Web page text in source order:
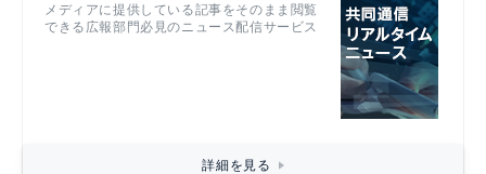
メディアに提供している記事をそのまま閲覧
できる広報部門必見のニュース配信サービス
詳細を見る